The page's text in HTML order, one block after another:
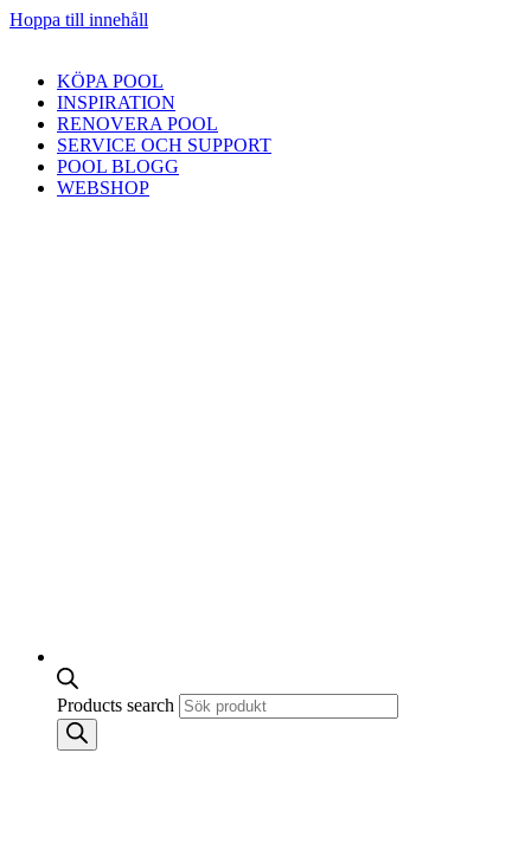
Hoppa till innehåll
KÖPA POOL
INSPIRATION
RENOVERA POOL
SERVICE OCH SUPPORT
POOL BLOGG
WEBSHOP
Products search